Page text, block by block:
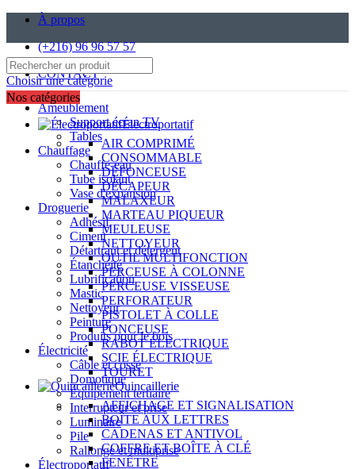
À propos
(+216) 96 96 57 57
CONTACT
Choisir une catégorie
Ameublement
Support écran TV
Tables
Chauffage
Chauffe-eau
Tube isolant
Vase d'expansion
Droguerie
Adhésif
Ciment
Détartrant et détergent
Étanchéité
Lubrification
Mastic
Nettoyeur
Peinture
Produits pour le bois
Électricité
Câble et cosse
Domotique
Équipement tertiaire
Interrupteur et prise
Luminaire
Pile
Rallonge et multiprise
Électroportatif
Nos catégories
Électroportatif
AIR COMPRIMÉ
CONSOMMABLE
DÉFONCEUSE
DÉCAPEUR
MALAXEUR
MARTEAU PIQUEUR
MEULEUSE
NETTOYEUR
OUTIL MULTIFONCTION
PERCEUSE À COLONNE
PERCEUSE VISSEUSE
PERFORATEUR
PISTOLET À COLLE
PONCEUSE
RABOT ÉLECTRIQUE
SCIE ÉLECTRIQUE
TOURET
Quincaillerie
AFFICHAGE ET SIGNALISATION
BOÎTE AUX LETTRES
CADENAS ET ANTIVOL
COFFRE ET BOÎTE À CLÉ
FENÊTRE